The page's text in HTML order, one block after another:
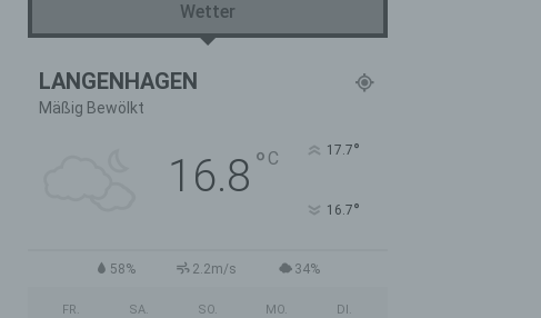
Wetter
LANGENHAGEN
Mäßig Bewölkt
16.8 ° C 17.7°
16.7°
58% 2.2m/s 34%
FR. SA. SO. MO. DI.